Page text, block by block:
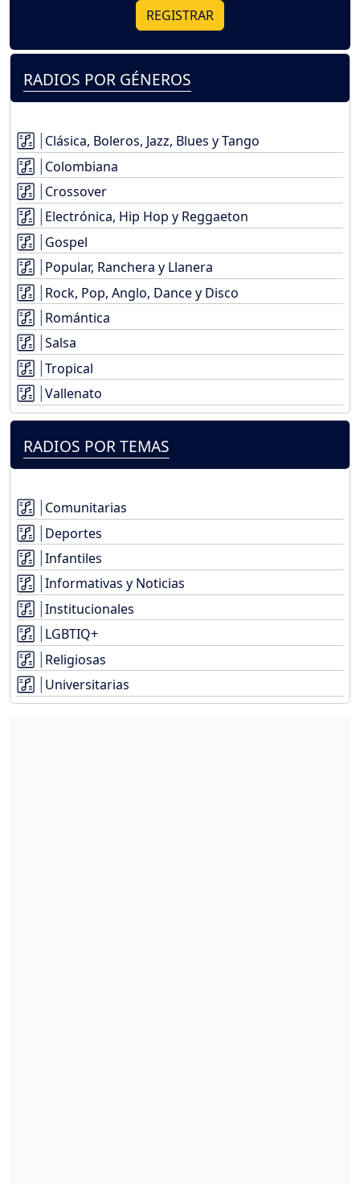
REGISTRAR
RADIOS POR GÉNEROS
Clásica, Boleros, Jazz, Blues y Tango
Colombiana
Crossover
Electrónica, Hip Hop y Reggaeton
Gospel
Popular, Ranchera y Llanera
Rock, Pop, Anglo, Dance y Disco
Romántica
Salsa
Tropical
Vallenato
RADIOS POR TEMAS
Comunitarias
Deportes
Infantiles
Informativas y Noticias
Institucionales
LGBTIQ+
Religiosas
Universitarias